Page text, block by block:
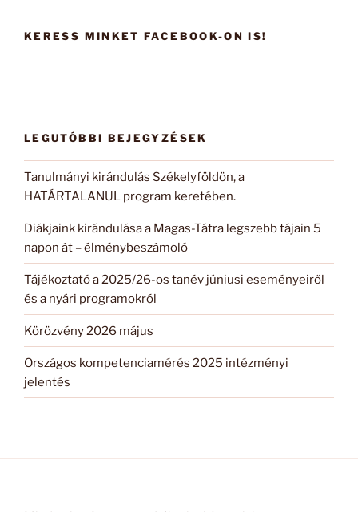
KERESS MINKET FACEBOOK-ON IS!
LEGUTÓBBI BEJEGYZÉSEK
Tanulmányi kirándulás Székelyföldön, a
HATÁRTALANUL program keretében.
Diákjaink kirándulása a Magas-Tátra legszebb tájain 5
napon át – élménybeszámoló
Tájékoztató a 2025/26-os tanév júniusi eseményeiről
és a nyári programokról
Körözvény 2026 május
Országos kompetenciamérés 2025 intézményi
jelentés